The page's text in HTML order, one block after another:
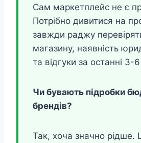
Сам маркетплейс не є
Потрібно дивитися на
завжди раджу
магазину, наявність
та відгуки за останні 3-6
Чи бувають підробки
брендів?
Так, хоча значно рідше.